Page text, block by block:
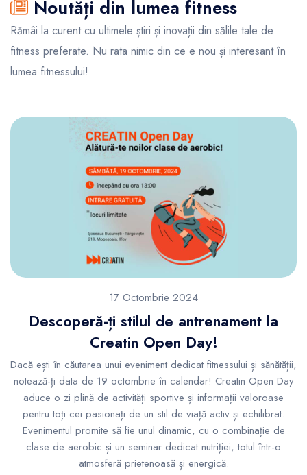
Noutăți din lumea fitness
Rămâi la curent cu ultimele știri și inovații din sălile tale de
fitness preferate. Nu rata nimic din ce e nou și interesant în
lumea fitnessului!
17 Octombrie 2024
Descoperă-ți stilul de antrenament la
Creatin Open Day!
Dacă ești în căutarea unui eveniment dedicat fitnessului și sănătății,
notează-ți data de 19 octombrie în calendar! Creatin Open Day
aduce o zi plină de activități sportive și informații valoroase
pentru toți cei pasionați de un stil de viață activ și echilibrat.
Evenimentul promite să fie unul dinamic, cu o combinație de
clase de aerobic și un seminar dedicat nutriției, totul într-o
atmosferă prietenoasă și energică.